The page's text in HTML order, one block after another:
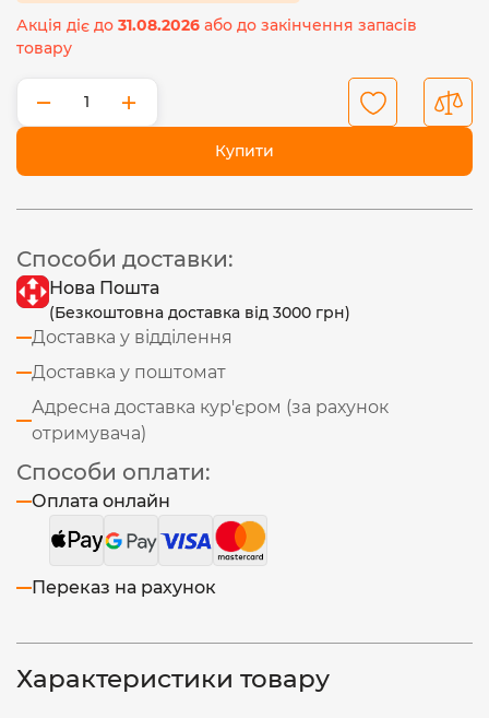
Акція діє до 31.08.2026 або до закінчення запасів
товару
− +
Купити
Способи доставки:
Нова Пошта
(Безкоштовна доставка від 3000 грн)
Доставка у відділення
Доставка у поштомат
Адресна доставка кур'єром (за рахунок
отримувача)
Способи оплати:
Оплата онлайн
Переказ на рахунок
Характеристики товару